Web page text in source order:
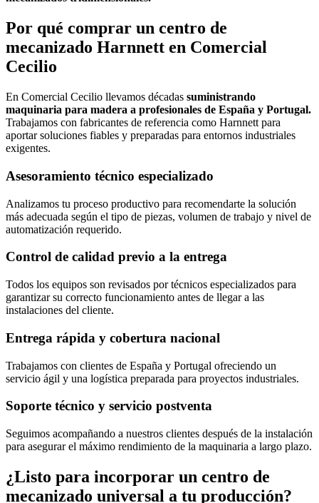
Por qué comprar un centro de
mecanizado Harnnett en Comercial
Cecilio
En Comercial Cecilio llevamos décadas suministrando
maquinaria para madera a profesionales de España y Portugal.
Trabajamos con fabricantes de referencia como Harnnett para
aportar soluciones fiables y preparadas para entornos industriales
exigentes.
Asesoramiento técnico especializado
Analizamos tu proceso productivo para recomendarte la solución
más adecuada según el tipo de piezas, volumen de trabajo y nivel de
automatización requerido.
Control de calidad previo a la entrega
Todos los equipos son revisados por técnicos especializados para
garantizar su correcto funcionamiento antes de llegar a las
instalaciones del cliente.
Entrega rápida y cobertura nacional
Trabajamos con clientes de España y Portugal ofreciendo un
servicio ágil y una logística preparada para proyectos industriales.
Soporte técnico y servicio postventa
Seguimos acompañando a nuestros clientes después de la instalación
para asegurar el máximo rendimiento de la maquinaria a largo plazo.
¿Listo para incorporar un centro de
mecanizado universal a tu producción?